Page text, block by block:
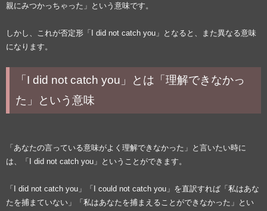
親にみつかっちゃった」という意味です。
しかし、これが否定形「I did not catch you」となると、また異なる意味
になります。
「I did not catch you」とは「理解できなかっ
た」という意味
「あなたの言っている意味がよく理解できなかった」と言いたい時に
は、「I did not catch you」ということができます。
「I did not catch you」「I could not catch you」を直訳すれば「私はあな
たを捕まていない」「私はあなたを捕まえることができなかった」とい